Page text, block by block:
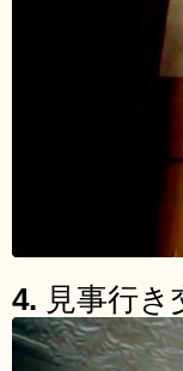
4. 見事行